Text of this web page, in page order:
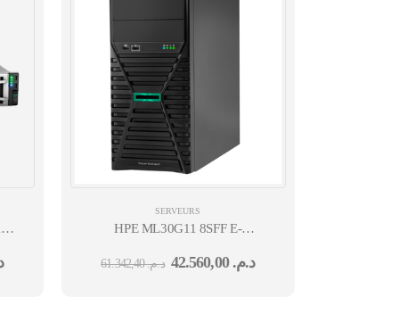
SERVEURS
HPE ML30G11 8SFF E-
SATA-VROC 4P-1GBE-
د.م.61.342,40 د.م. 42.560,00